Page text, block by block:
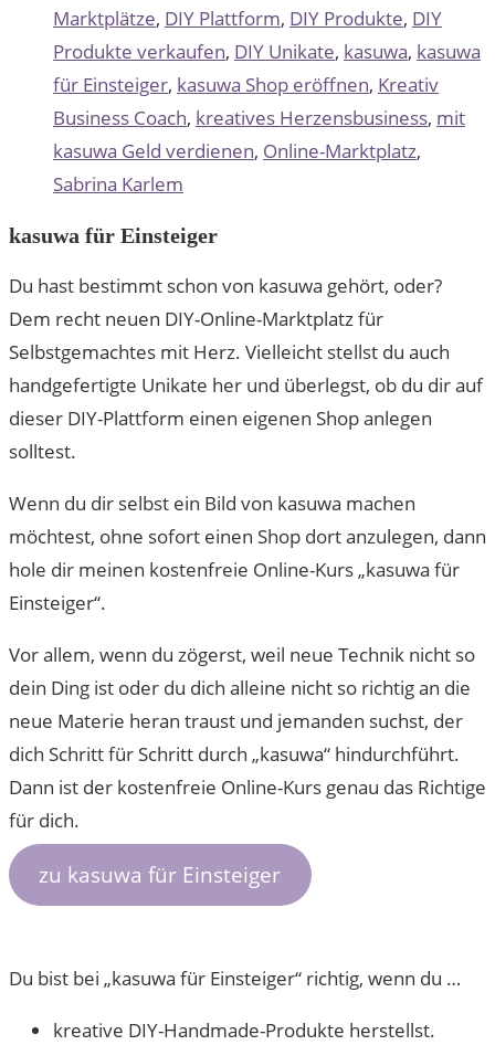
Marktplätze, DIY Plattform, DIY Produkte, DIY
Produkte verkaufen, DIY Unikate, kasuwa, kasuwa
für Einsteiger, kasuwa Shop eröffnen, Kreativ
Business Coach, kreatives Herzensbusiness, mit
kasuwa Geld verdienen, Online-Marktplatz,
Sabrina Karlem
kasuwa für Einsteiger
Du hast bestimmt schon von kasuwa gehört, oder?
Dem recht neuen DIY-Online-Marktplatz für
Selbstgemachtes mit Herz. Vielleicht stellst du auch
handgefertigte Unikate her und überlegst, ob du dir auf
dieser DIY-Plattform einen eigenen Shop anlegen
solltest.
Wenn du dir selbst ein Bild von kasuwa machen
möchtest, ohne sofort einen Shop dort anzulegen, dann
hole dir meinen kostenfreie Online-Kurs „kasuwa für
Einsteiger“.
Vor allem, wenn du zögerst, weil neue Technik nicht so
dein Ding ist oder du dich alleine nicht so richtig an die
neue Materie heran traust und jemanden suchst, der
dich Schritt für Schritt durch „kasuwa“ hindurchführt.
Dann ist der kostenfreie Online-Kurs genau das Richtige
für dich.
zu kasuwa für Einsteiger
Du bist bei „kasuwa für Einsteiger“ richtig, wenn du …
kreative DIY-Handmade-Produkte herstellst.